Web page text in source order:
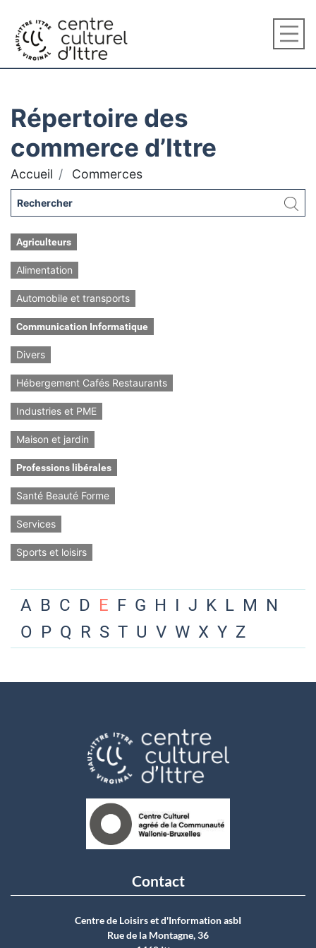
Répertoire des
commerce d’Ittre
Accueil Commerces
Agriculteurs
Alimentation
Automobile et transports
Communication Informatique
Divers
Hébergement Cafés Restaurants
Industries et PME
Maison et jardin
Professions libérales
Santé Beauté Forme
Services
Sports et loisirs
A B C D E F G H I J K L M N
O P Q R S T U V W X Y Z
Contact
Centre de Loisirs et d'Information asbI
Rue de la Montagne, 36